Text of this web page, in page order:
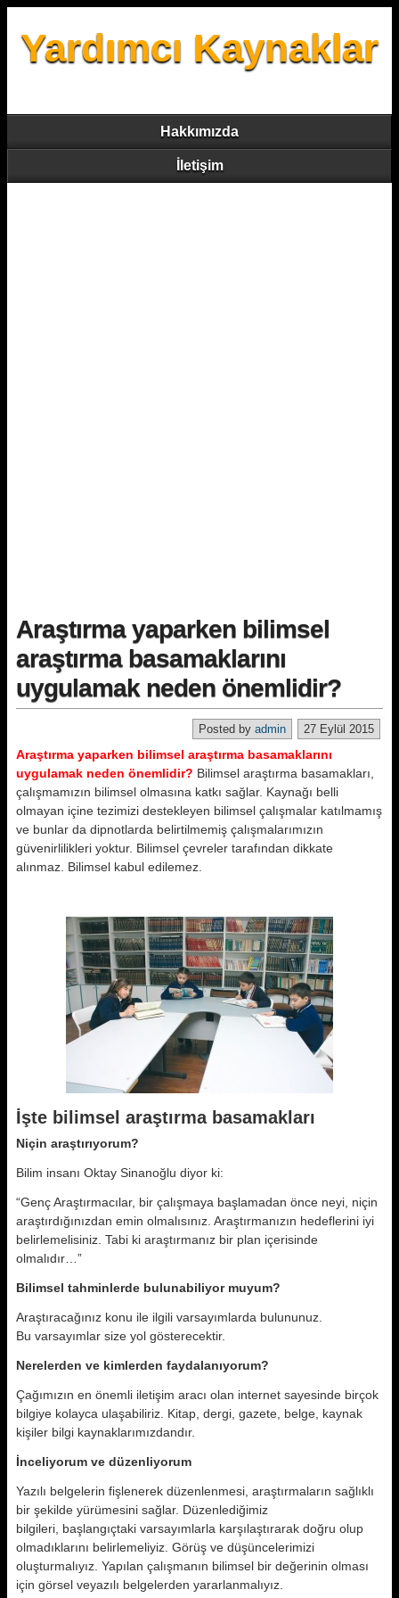
Yardımcı Kaynaklar
Hakkımızda
İletişim
Araştırma yaparken bilimsel
araştırma basamaklarını
uygulamak neden önemlidir?
27 Eylül 2015
Posted by admin
Araştırma yaparken bilimsel araştırma basamaklarını
uygulamak neden önemlidir? Bilimsel araştırma basamakları,
çalışmamızın bilimsel olmasına katkı sağlar. Kaynağı belli
olmayan içine tezimizi destekleyen bilimsel çalışmalar katılmamış
ve bunlar da dipnotlarda belirtilmemiş çalışmalarımızın
güvenirlilikleri yoktur. Bilimsel çevreler tarafından dikkate
alınmaz. Bilimsel kabul edilemez.
İşte bilimsel araştırma basamakları
Niçin araştırıyorum?
Bilim insanı Oktay Sinanoğlu diyor ki:
“Genç Araştırmacılar, bir çalışmaya başlamadan önce neyi, niçin
araştırdığınızdan emin olmalısınız. Araştırmanızın hedeflerini iyi
belirlemelisiniz. Tabi ki araştırmanız bir plan içerisinde
olmalıdır…”
Bilimsel tahminlerde bulunabiliyor muyum?
Araştıracağınız konu ile ilgili varsayımlarda bulununuz.
Bu varsayımlar size yol gösterecektir.
Nerelerden ve kimlerden faydalanıyorum?
Çağımızın en önemli iletişim aracı olan internet sayesinde birçok
bilgiye kolayca ulaşabiliriz. Kitap, dergi, gazete, belge, kaynak
kişiler bilgi kaynaklarımızdandır.
İnceliyorum ve düzenliyorum
Yazılı belgelerin fişlenerek düzenlenmesi, araştırmaların sağlıklı
bir şekilde yürümesini sağlar. Düzenlediğimiz
bilgileri, başlangıçtaki varsayımlarla karşılaştırarak doğru olup
olmadıklarını belirlemeliyiz. Görüş ve düşüncelerimizi
oluşturmalıyız. Yapılan çalışmanın bilimsel bir değerinin olması
için görsel veyazılı belgelerden yararlanmalıyız.